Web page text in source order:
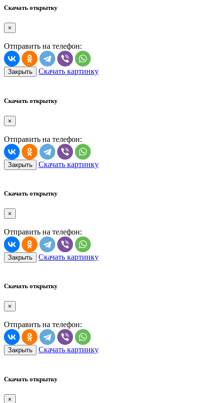
Скачать открытку
×
Отправить на телефон:
Закрыть Скачать картинку
Скачать открытку
×
Отправить на телефон:
Закрыть Скачать картинку
Скачать открытку
×
Отправить на телефон:
Закрыть Скачать картинку
Скачать открытку
×
Отправить на телефон:
Закрыть Скачать картинку
Скачать открытку
×